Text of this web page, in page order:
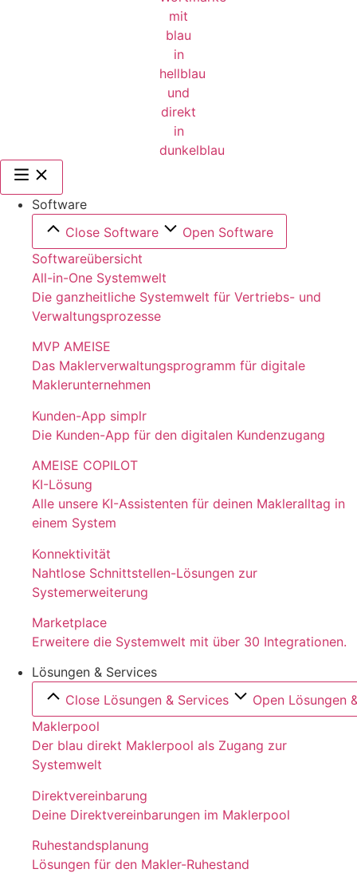
Software
Close Software
Open Software
Softwareübersicht
All-in-One Systemwelt
Die ganzheitliche Systemwelt für Vertriebs- und
Verwaltungsprozesse
MVP AMEISE
Das Maklerverwaltungsprogramm für digitale
Maklerunternehmen
Kunden-App simplr
Die Kunden-App für den digitalen Kundenzugang
AMEISE COPILOT
KI-Lösung
Alle unsere KI-Assistenten für deinen Makleralltag in
einem System
Konnektivität
Nahtlose Schnittstellen-Lösungen zur
Systemerweiterung
Marketplace
Erweitere die Systemwelt mit über 30 Integrationen.
Lösungen & Services
Close Lösungen & Services
Open Lösungen
Maklerpool
Der blau direkt Maklerpool als Zugang zur
Systemwelt
Direktvereinbarung
Deine Direktvereinbarungen im Maklerpool
Ruhestandsplanung
Lösungen für den Makler-Ruhestand